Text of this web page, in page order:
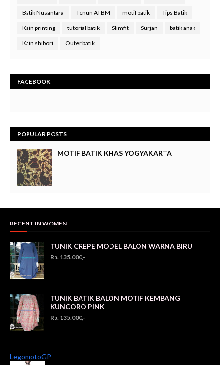
Batik Nusantara Tenun ATBM motif batik Tips Batik
Kain printing tutorial batik Slimfit Surjan batik anak
Kain shibori Outer batik
FACEBOOK
POPULAR POSTS
MOTIF BATIK KHAS YOGYAKARTA
RECENT IN WOMEN
TUNIK CREPE MODEL BALON WARNA BIRU
Rp. 135.000,-
TUNIK BATIK BALON MOTIF KEMBANG
KUNCORO PINK
Rp. 135.000,-
LegomotoGP